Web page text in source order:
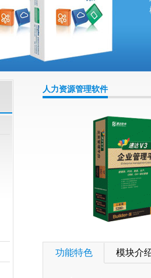
人力资源管理软件
功能特色 模块介